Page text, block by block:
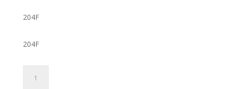
204F
204F
eccentric